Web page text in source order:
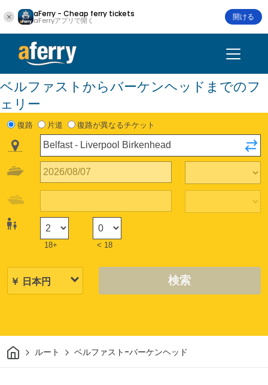
aFerry - Cheap ferry tickets
aFerryアプリで開く 開ける
ベルファストからバーケンヘッドまでのフ
ェリー
復路 片道 復路が異なるチケット
18+ < 18
検索
家 ルート ベルファスト-バーケンヘッド